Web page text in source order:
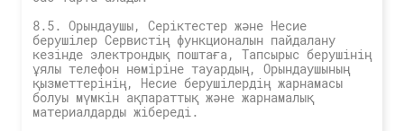
8.5. Орындаушы, Серіктестер және Несие
берушілер Сервистің функционалын пайдалану
кезінде электрондық поштаға, Тапсырыс берушінің
ұялы телефон нөміріне тауардың, Орындаушының
қызметтерінің, Несие берушілердің жарнамасы
болуы мүмкін ақпараттық және жарнамалық
материалдарды жібереді.